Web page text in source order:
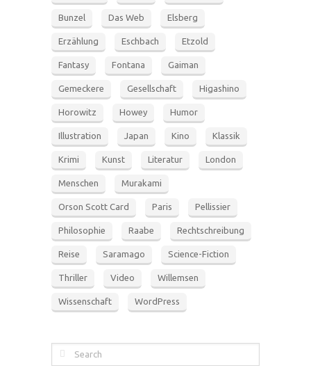
Bunzel Das Web Elsberg
Erzählung Eschbach Etzold
Fantasy Fontana Gaiman
Gemeckere Gesellschaft Higashino
Horowitz Howey Humor
Illustration Japan Kino Klassik
Krimi Kunst Literatur London
Menschen Murakami
Orson Scott Card Paris Pellissier
Philosophie Raabe Rechtschreibung
Reise Saramago Science-Fiction
Thriller Video Willemsen
Wissenschaft WordPress